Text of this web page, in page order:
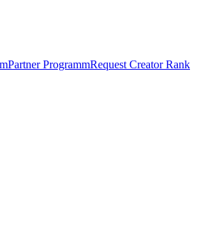
Partner ProgrammRequest Creator Rank